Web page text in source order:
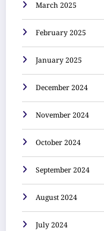
March 2025
February 2025
January 2025
December 2024
November 2024
October 2024
September 2024
August 2024
July 2024